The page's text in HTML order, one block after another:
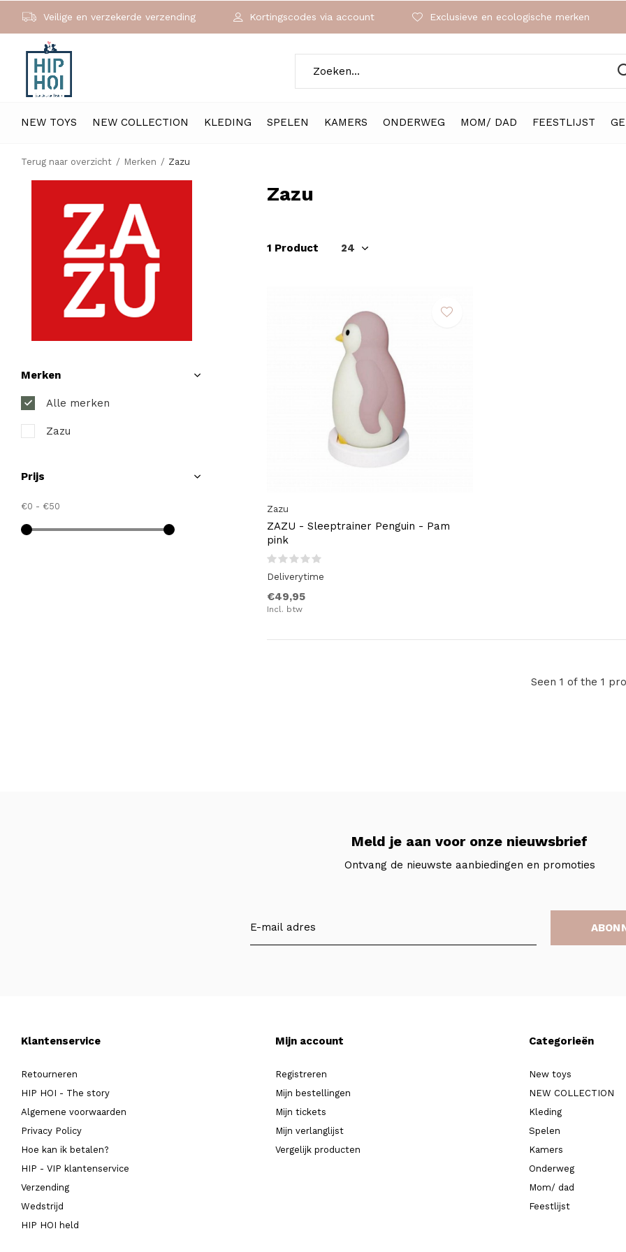
NEW TOYS NEW COLLECTION KLEDING SPELEN KAMERS ONDERWEG MOM/ DAD FEESTLIJST
Veilige en verzekerde verzending Kortingscodes via account Exclusieve en ecologische merken
Terug naar overzicht Merken Zazu
Zazu
1 Product
Zazu
ZAZU - Sleeptrainer Penguin - Pam
pink
Deliverytime
€49,95
Incl. btw
Seen 1 of the 1
Merken
Alle merken
Zazu
Prijs
€0 - €50
Meld je aan voor onze nieuwsbrief
Ontvang de nieuwste aanbiedingen en promoties
Klantenservice
Retourneren
HIP HOI - The story
Algemene voorwaarden
Privacy Policy
Hoe kan ik betalen?
HIP - VIP klantenservice
Verzending
Wedstrijd
HIP HOI held
Mijn account
Registreren
Mijn bestellingen
Mijn tickets
Mijn verlanglijst
Vergelijk producten
Categorieën
New toys
NEW COLLECTION
Kleding
Spelen
Kamers
Onderweg
Mom/ dad
Feestlijst